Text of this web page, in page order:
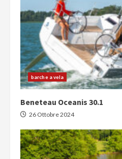
barche a vela
Beneteau Oceanis 30.1
26 Ottobre 2024